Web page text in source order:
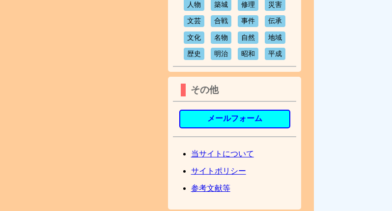
人物 築城 修理 災害
文芸 合戦 事件 伝承
文化 名物 自然 地域
歴史 明治 昭和 平成
その他
メールフォーム
当サイトについて
サイトポリシー
参考文献等